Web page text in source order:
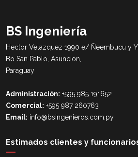
BS Ingeniería
Hector Velazquez 1990 e/ Ñeembucu y
Bo San Pablo, Asuncion,
Paraguay
Administración: +595 985 191652
Comercial: +595 987 260763
Email: info@bsingenieros.com.py
Estimados clientes y